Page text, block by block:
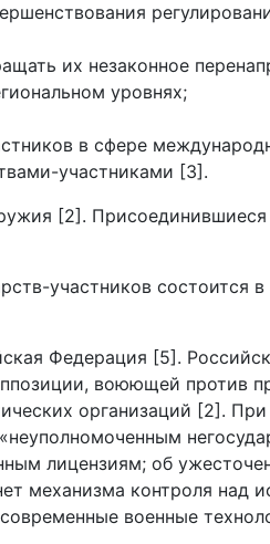
их незаконное
уровнях;
в сфере
участниками [3].
[2]. Присоединившиеся
участников состоится в
Федерация [5].
воюющей против
организаций [2]. При
лицензиям; об
механизма контроля над
военные